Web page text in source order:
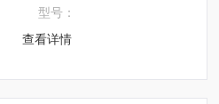
体及液体含水率的测定要求，
司始终立志于为用户提供多用
型号：
查看详情